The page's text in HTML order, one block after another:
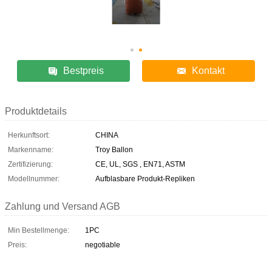
Bestpreis Kontakt
Produktdetails
Herkunftsort:
CHINA
Markenname:
Troy Ballon
Zertifizierung:
CE, UL, SGS , EN71, ASTM
Modellnummer:
Aufblasbare Produkt-Repliken
Zahlung und Versand AGB
Min Bestellmenge:
1PC
Preis:
negotiable